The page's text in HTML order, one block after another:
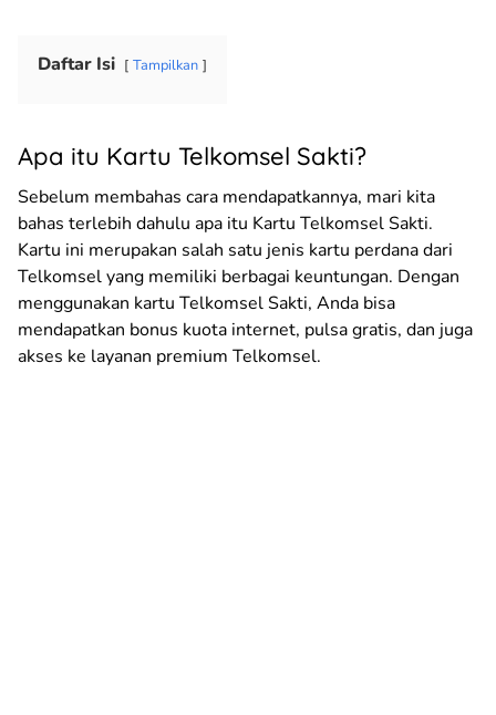
Daftar Isi Tampilkan
Apa itu Kartu Telkomsel Sakti?
Sebelum membahas cara mendapatkannya, mari kita
bahas terlebih dahulu apa itu Kartu Telkomsel Sakti.
Kartu ini merupakan salah satu jenis kartu perdana dari
Telkomsel yang memiliki berbagai keuntungan. Dengan
menggunakan kartu Telkomsel Sakti, Anda bisa
mendapatkan bonus kuota internet, pulsa gratis, dan juga
akses ke layanan premium Telkomsel.